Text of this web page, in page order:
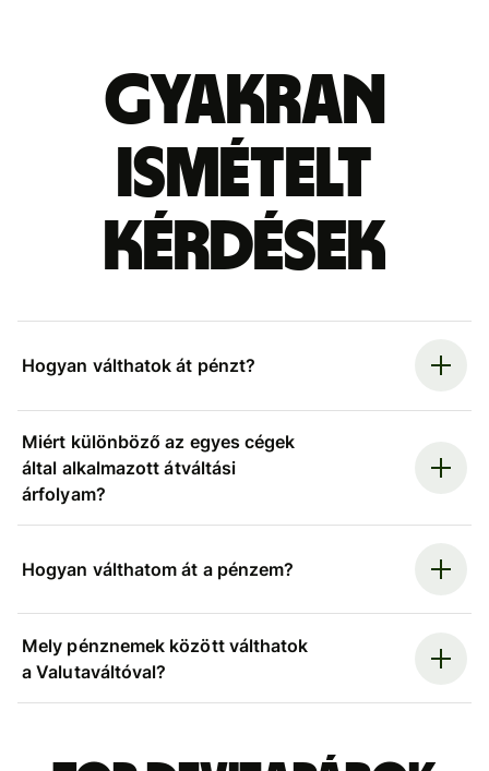
Gyakran
ismételt
kérdések
Hogyan válthatok át pénzt?
Miért különböző az egyes cégek
által alkalmazott átváltási
árfolyam?
Hogyan válthatom át a pénzem?
Mely pénznemek között válthatok
a Valutaváltóval?